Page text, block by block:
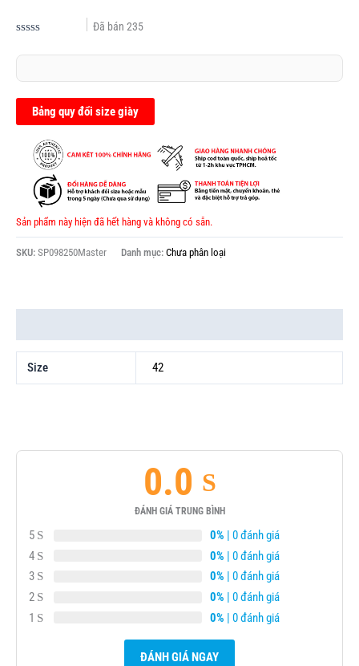
xếp
0.0
sao
Đã bán 235
Bảng quy đổi size giày
Sản phẩm này hiện đã hết hàng và không có sẵn.
SKU: SP098250Master Danh mục: Chưa phân loại
Size 42
0.0
ĐÁNH GIÁ TRUNG BÌNH
5 0% | 0 đánh giá
4
0% | 0 đánh giá
3
0% | 0 đánh giá
2
0% | 0 đánh giá
1
0% | 0 đánh giá
ĐÁNH GIÁ NGAY